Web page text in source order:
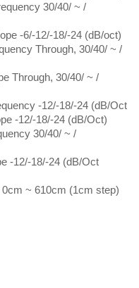
30/40/ ~ /
-6/-12/-18/-24 (dB/oct)
Through, 30/40/ ~ /
Through, 30/40/ ~ /
-12/-18/-24 (dB/Oct
-12/-18/-24 (dB/Oct)
30/40/ ~ /
-12/-18/-24 (dB/Oct
~ 610cm (1cm step)